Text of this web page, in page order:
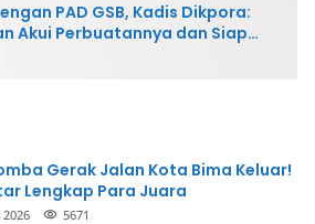
PAD GSB, Kadis Dikpora:
Akui Perbuatannya dan Siap
Gerak Jalan Kota Bima Keluar!
Lengkap Para Juara
5671